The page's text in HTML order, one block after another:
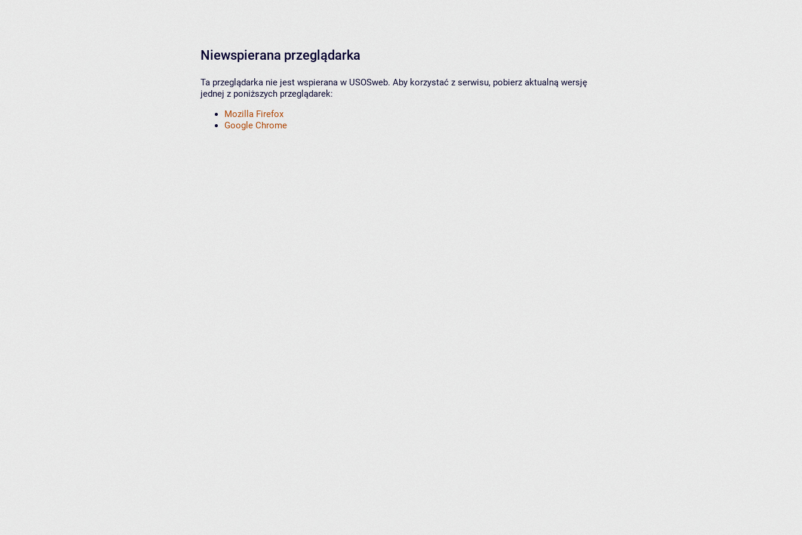
Niewspierana przeglądarka
Ta przeglądarka nie jest wspierana w USOSweb. Aby korzystać z serwisu, pobierz aktualną wersję
jednej z poniższych przeglądarek:
Mozilla Firefox
Google Chrome